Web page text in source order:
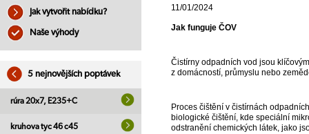
Jak vytvořit nabídku?
Naše výhody
5 nejnovějších poptávek
rúra 20x7, E235+C
kruhova tyc 46 c45
11/01/2024
Jak funguje ČOV
Čistírny odpadních vod jsou
z domácností, průmyslu nebo
Proces čištění v čistírnách
biologické čištění, kde speciální
odstranění chemických látek, jako